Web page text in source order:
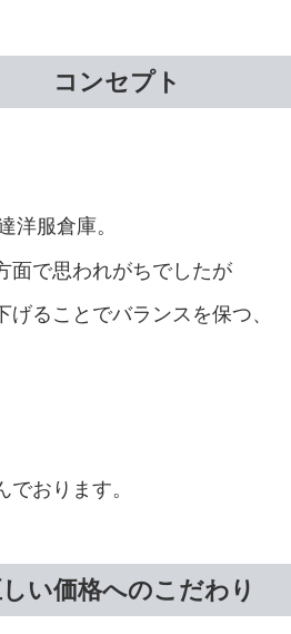
コンセプト
洋服倉庫。
面で思われがちでしたが
ることでバランスを保つ、
おります。
い価格へのこだわり